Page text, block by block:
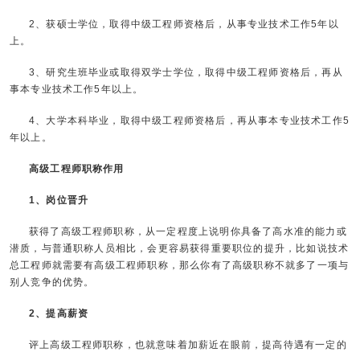
2、获硕士学位，取得中级工程师资格后，从事专业技术工作5年以
上。
3、研究生班毕业或取得双学士学位，取得中级工程师资格后，再从
事本专业技术工作5年以上。
4、大学本科毕业，取得中级工程师资格后，再从事本专业技术工作5
年以上。
高级工程师职称作用
1、岗位晋升
获得了高级工程师职称，从一定程度上说明你具备了高水准的能力或
潜质，与普通职称人员相比，会更容易获得重要职位的提升，比如说技术
总工程师就需要有高级工程师职称，那么你有了高级职称不就多了一项与
别人竞争的优势。
2、提高薪资
评上高级工程师职称，也就意味着加薪近在眼前，提高待遇有一定的